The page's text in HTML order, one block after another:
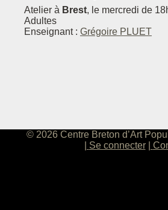
Atelier à Brest, le mercredi de
Adultes
Enseignant : Grégoire PLUET
© 2026 Centre Breton d’Art
Se connecter